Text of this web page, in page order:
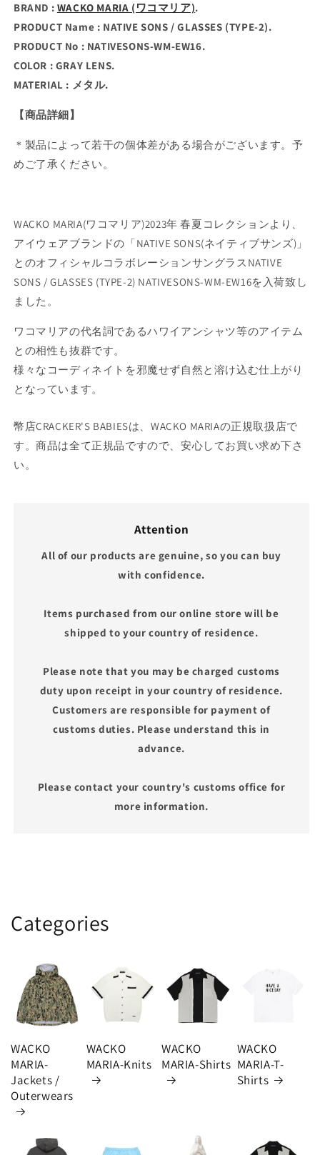
BRAND : WACKO MARIA (ワコマリア).
PRODUCT Name : NATIVE SONS / GLASSES (TYPE-2).
PRODUCT No : NATIVESONS-WM-EW16.
COLOR : GRAY LENS.
MATERIAL : メタル.
【商品詳細】
＊製品によって若干の個体差がある場合がございます。予
めご了承ください。
WACKO MARIA(ワコマリア)2023年 春夏コレクションより、
アイウェアブランドの「NATIVE SONS(ネイティブサンズ)」
とのオフィシャルコラボレーションサングラスNATIVE
SONS / GLASSES (TYPE-2) NATIVESONS-WM-EW16を入荷致し
ました。
ワコマリアの代名詞であるハワイアンシャツ等のアイテム
との相性も抜群です。
様々なコーディネイトを邪魔せず自然と溶け込む仕上がり
となっています。
幣店CRACKER'S BABIESは、WACKO MARIAの正規取扱店で
す。商品は全て正規品ですので、安心してお買い求め下さ
い。
Attention
All of our products are genuine, so you can buy
with confidence.
Items purchased from our online store will be
shipped to your country of residence.
Please note that you may be charged customs
duty upon receipt in your country of residence.
Customers are responsible for payment of
customs duties. Please understand this in
advance.
Please contact your country's customs office for
more information.
Categories
WACKO
MARIA-
Jackets /
Outerwears
WACKO
MARIA-Knits
WACKO
MARIA-Shirts
WACKO
MARIA-T-
Shirts